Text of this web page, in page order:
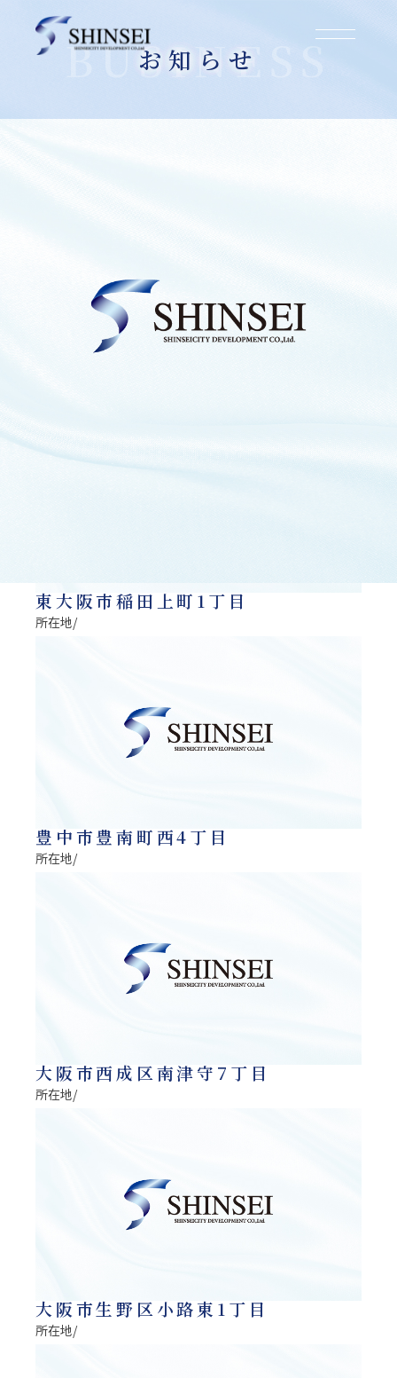
お知らせ
東大阪市稲田上町1丁目
所在地/
豊中市豊南町西4丁目
所在地/
大阪市西成区南津守7丁目
所在地/
大阪市生野区小路東1丁目
所在地/